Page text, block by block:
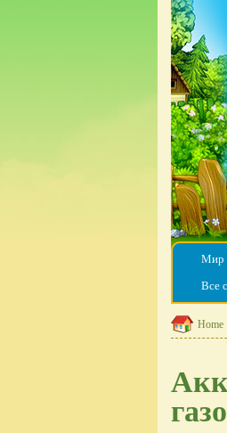
Мир
Все
Home